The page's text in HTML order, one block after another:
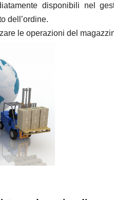
disponibili nel
dell’ordine.
le operazioni del